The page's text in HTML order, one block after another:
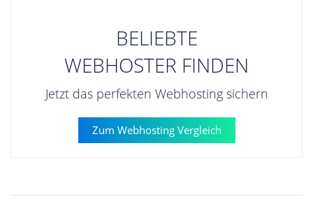
BELIEBTE
WEBHOSTER FINDEN
Jetzt das perfekten Webhosting sichern
Zum Webhosting Vergleich